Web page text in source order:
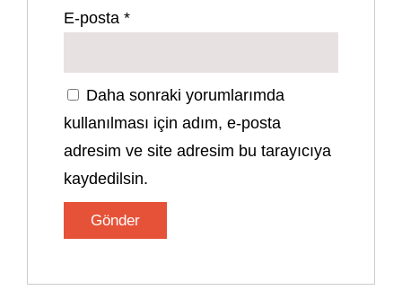
E-posta*
Daha sonraki yorumlarımda
kullanılması için adım, e-posta
adresim ve site adresim bu tarayıcıya
kaydedilsin.